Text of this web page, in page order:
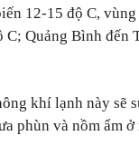
12-15 độ C,
Quảng Bình đến
khí lạnh này sẽ
phùn và nồm ẩm